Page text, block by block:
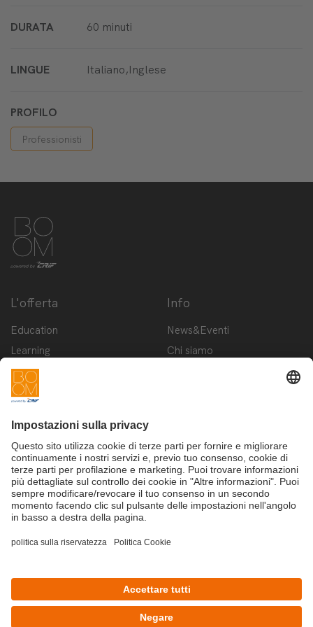
DURATA 60 minuti
LINGUE Italiano,Inglese
PROFILO
Professionisti
L'offerta
Education
Learning
Innovation
Startup
Info
News&Eventi
Chi siamo
Iscriviti alla newsletter BOOM
This site is protected by reCAPTCHA and the Google
©Copyright 2025 - CRIF S.p.A.
CRIF S.p.A.: Via della Beverara, 21 | 40131 Bologna | Italy